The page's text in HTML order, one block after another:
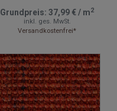
Grundpreis: 37,99 €/ m2
inkl. ges. MwSt.
Versandkostenfrei*